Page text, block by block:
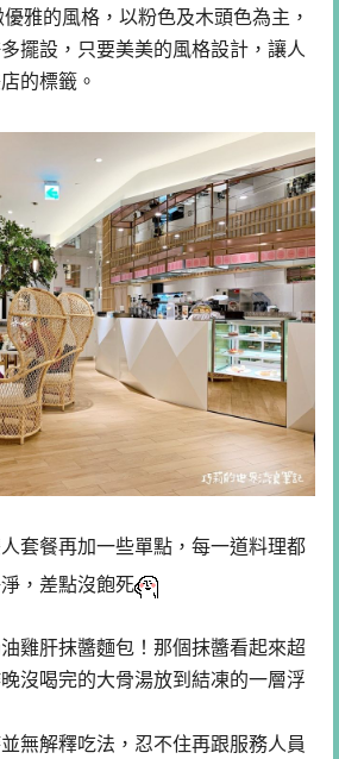
雅的風格，以粉色及木頭色為主，
擺設，只要美美的風格設計，讓人
的標籤。
套餐再加一些單點，每一道料理都
，差點沒飽死
雞肝抹醬麵包！那個抹醬看起來超
沒喝完的大骨湯放到結凍的一層浮
無解釋吃法，忍不住再跟服務人員